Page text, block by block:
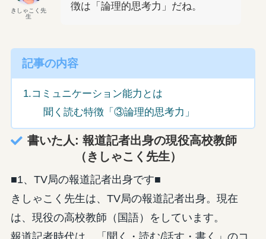
きしゃこく先
生
徴は「論理的思考力」だね。
記事の内容
1.コミュニケーション能力とは
聞く読む特徴「③論理的思考力」
書いた人: 報道記者出身の現役高校教師
（きしゃこく先生）
■1、TV局の報道記者出身です■
きしゃこく先生は、TV局の報道記者出身。現在
は、現役の高校教師（国語）をしています。
報道記者時代は、「聞く・読む/話す・書く」のコ